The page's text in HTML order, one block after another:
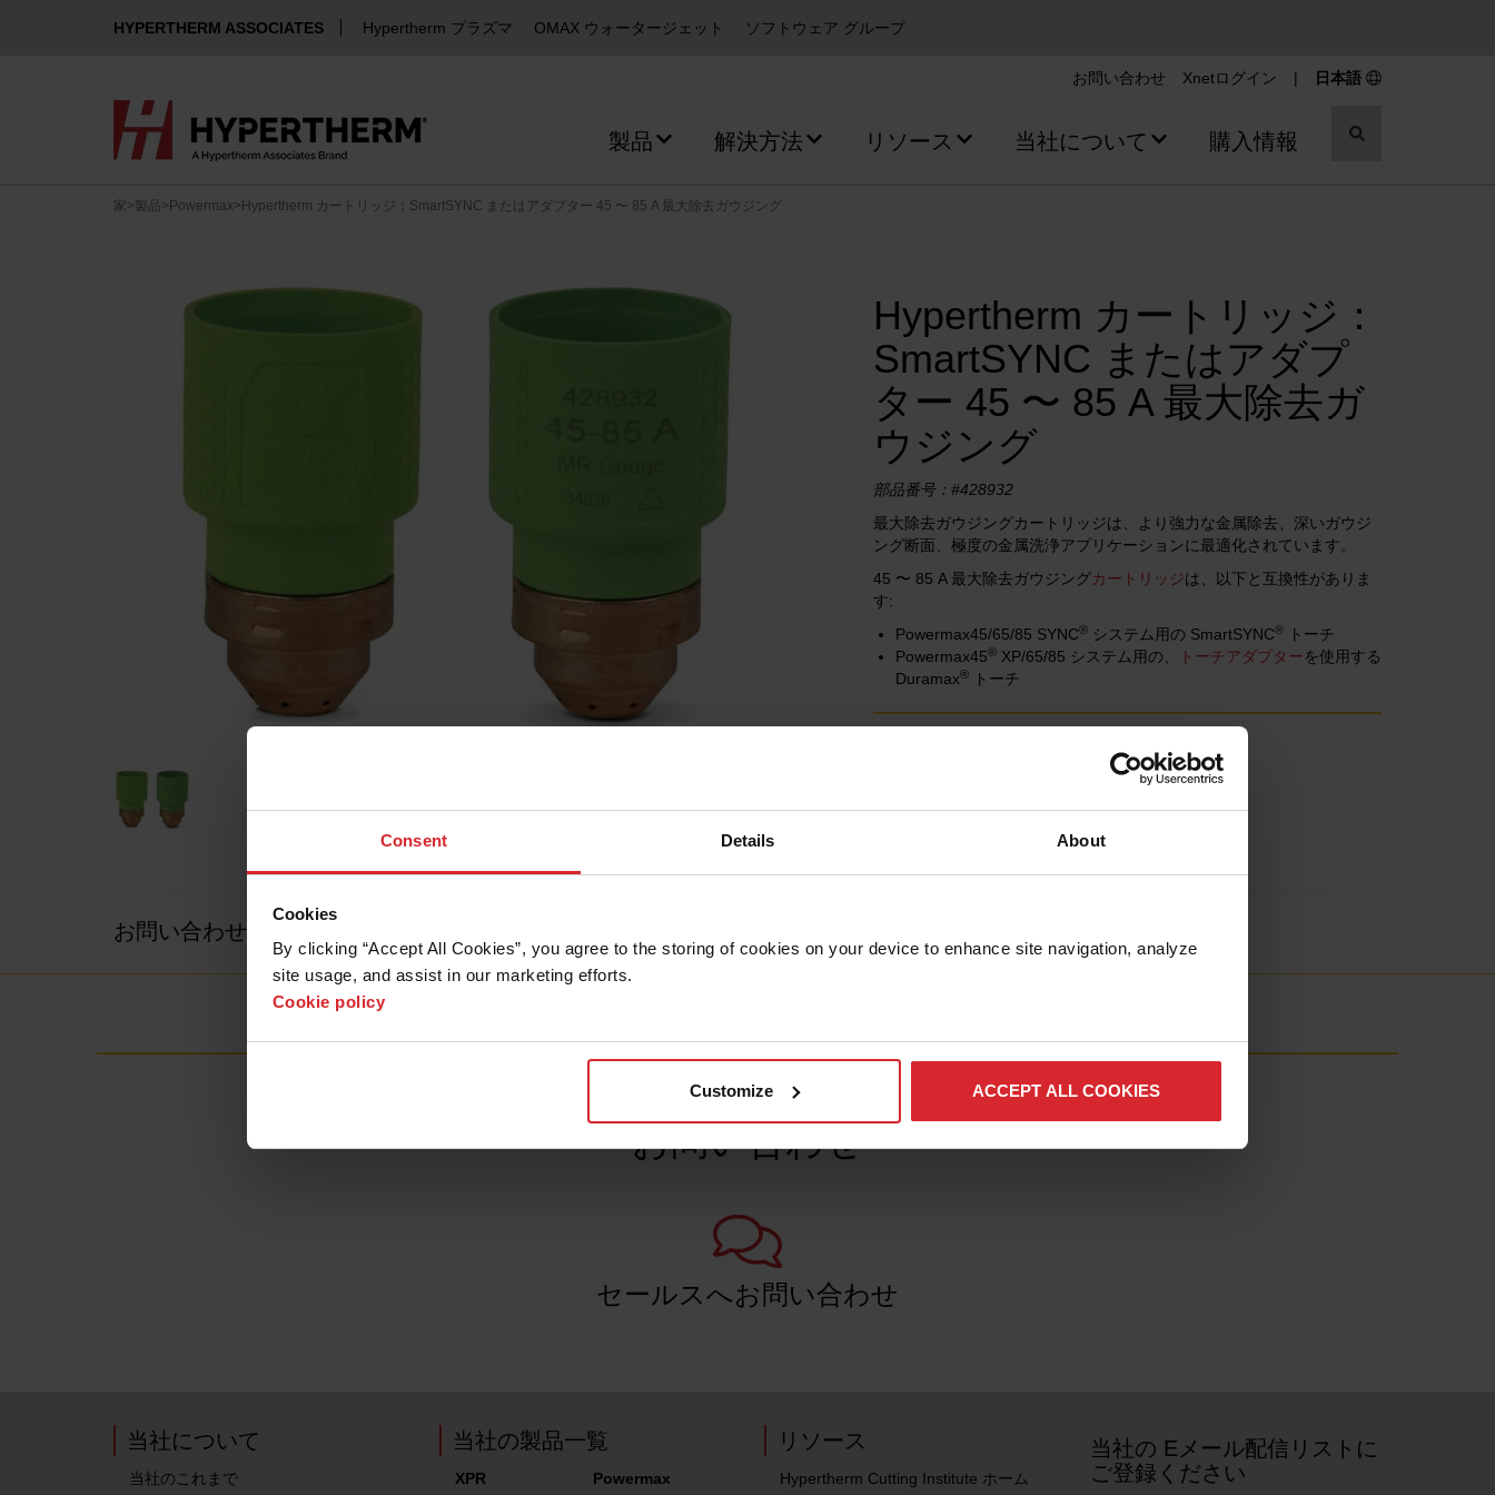
Consent Details About
Cookies
By clicking “Accept All Cookies”, you agree to the storing of cookies on your device to enhance site navigation, analyze
site usage, and assist in our marketing efforts.
Cookie policy
Customize ACCEPT ALL COOKIES
HYPERTHERM ASSOCIATES Hypertherm プラズマ OMAX ウォータージェット ソフトウェア グループ
お問い合わせ Xnetログイン | 日本語
製品 解決方法 リソース 当社について 購入情報
切
家>製品> Powermax> Hypertherm カートリッジ：SmartSYNC またはアダプター 45 〜 85 A 最大除去ガウジング
Hypertherm カートリッジ：
SmartSYNC またはアダプ
ター 45 〜 85 A 最大除去ガ
ウジング
部品番号：#428932
最大除去ガウジングカートリッジは、より強力な金属除去、 深いガウジ
ング断面、極度の金属洗浄アプリケーションに最適化されています。
45 〜 85 A 最大除去ガウジングカートリッジは、以下と互換性がありま
す:
Powermax45/65/85 SYNC®システム用の SmartSYNC®トーチ
Powermax45®XP/65/85 システム用の、 トーチアダプターを使用する
Duramax®トーチ
お問い合わせ先
お問い合わせ
セールスへお問い合わせ
当社について
当社のこれまで
当社の製品一覧
XPR Powermax
リソース
Hypertherm Cutting Institute ホーム
当社の Eメール配信リストに
ご登録ください